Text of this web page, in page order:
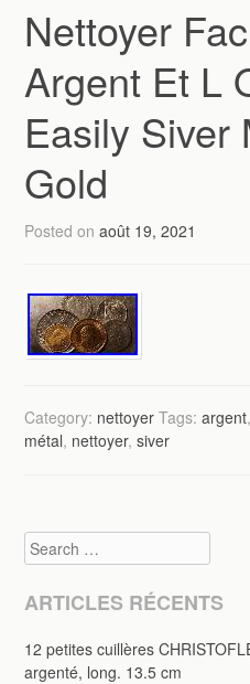
Nettoyer
Argent Et L
Easily Siver
Gold
Posted onaoût 19, 2021
Category: nettoyer Tags:argent
métal, nettoyer,siver
Search
ARTICLES RÉCENTS
12 petites cuillères
argenté, long. 13.5 cm